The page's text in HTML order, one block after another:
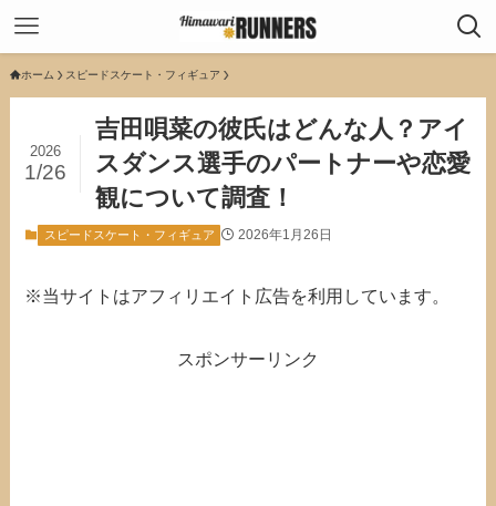
ホーム スピードスケート・フィギュア
吉田唄菜の彼氏はどんな人？アイ
スダンス選手のパートナーや恋愛
観について調査！
2026
1/26
スピードスケート・フィギュア 2026年1月26日
※当サイトはアフィリエイト広告を利用しています。
スポンサーリンク